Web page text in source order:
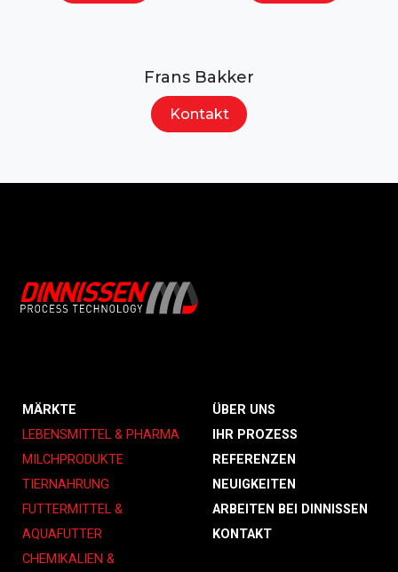
Frans Bakker
Kontakt
MÄRKTE
LEBENSMITTEL & PHARMA
MILCHPRODUKTE
TIERNAHRUNG
FUTTERMITTEL &
AQUAFUTTER
CHEMIKALIEN &
ÜBER UNS
IHR PROZESS
REFERENZEN
NEUIGKEITEN
ARBEITEN BEI DINNISSEN
KONTAKT